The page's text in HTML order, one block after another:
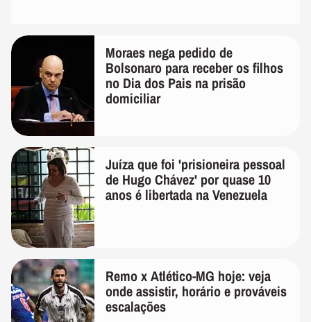
Moraes nega pedido de
Bolsonaro para receber os filhos
no Dia dos Pais na prisão
domiciliar
Juíza que foi 'prisioneira pessoal
de Hugo Chávez' por quase 10
anos é libertada na Venezuela
Remo x Atlético-MG hoje: veja
onde assistir, horário e prováveis
escalações